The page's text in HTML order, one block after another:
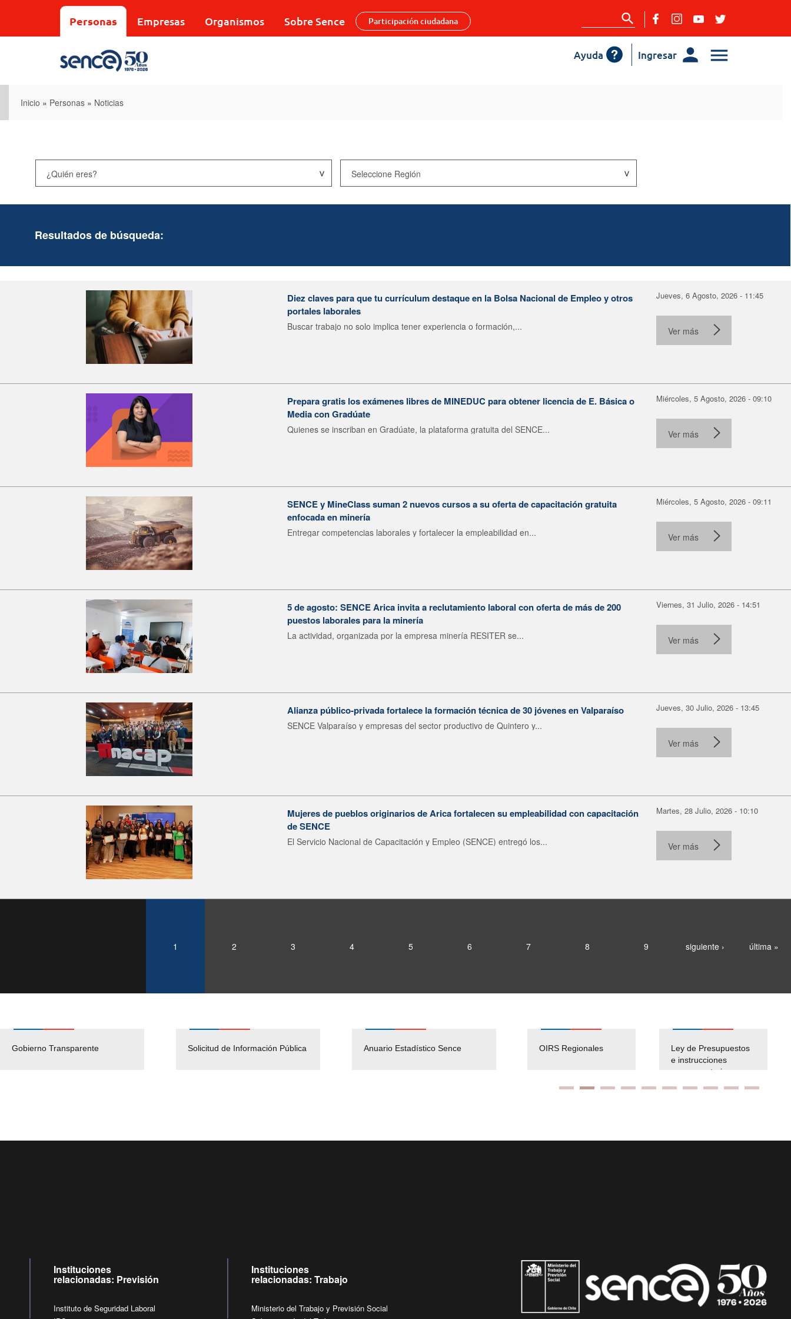
Personas Empresas Organismos Sobre Sence Participación ciudadana
Ingresar
Ayuda
Inicio » Personas » Noticias
Resultados de búsqueda:
Diez claves para que tu currículum destaque en la Bolsa Nacional de Empleo y otros
portales laborales
Buscar trabajo no solo implica tener experiencia o formación,...
Jueves, 6 Agosto, 2026 - 11:45
Ver más
Prepara gratis los exámenes libres de MINEDUC para obtener licencia de E. Básica o
Media con Gradúate
Quienes se inscriban en Gradúate, la plataforma gratuita del SENCE...
Miércoles, 5 Agosto, 2026 - 09:10
Ver más
SENCE y MineClass suman 2 nuevos cursos a su oferta de capacitación gratuita
enfocada en minería
Entregar competencias laborales y fortalecer la empleabilidad en...
Miércoles, 5 Agosto, 2026 - 09:11
Ver más
5 de agosto: SENCE Arica invita a reclutamiento laboral con oferta de más de 200
puestos laborales para la minería
La actividad, organizada por la empresa minería RESITER se...
Viernes, 31 Julio, 2026 - 14:51
Ver más
Alianza público-privada fortalece la formación técnica de 30 jóvenes en Valparaíso
SENCE Valparaíso y empresas del sector productivo de Quintero y...
Jueves, 30 Julio, 2026 - 13:45
Ver más
Mujeres de pueblos originarios de Arica fortalecen su empleabilidad con capacitación
de SENCE
El Servicio Nacional de Capacitación y Empleo (SENCE) entregó los...
Martes, 28 Julio, 2026 - 10:10
Ver más
1 2 3 4 5 6 7 8 9 siguiente › última »
Gobierno Transparente Solicitud de Información Pública Anuario Estadístico Sence
Pago Proveedores
Empleos Públicos
Solicitud Audiencias y
OIRS Regionales
Ley de Presupuestos
e instrucciones
presuspuetarias
Instituciones
relacionadas: Previsión
Instituto de Seguridad Laboral
Instituciones
relacionadas: Trabajo
Ministerio del Trabajo y Previsión Social